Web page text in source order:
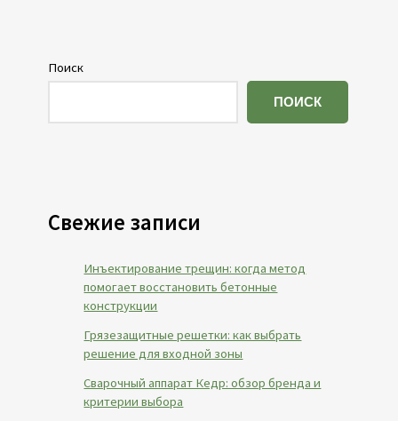
Поиск
ПОИСК
Свежие записи
Инъектирование трещин: когда метод
помогает восстановить бетонные
конструкции
Грязезащитные решетки: как выбрать
решение для входной зоны
Сварочный аппарат Кедр: обзор бренда и
критерии выбора